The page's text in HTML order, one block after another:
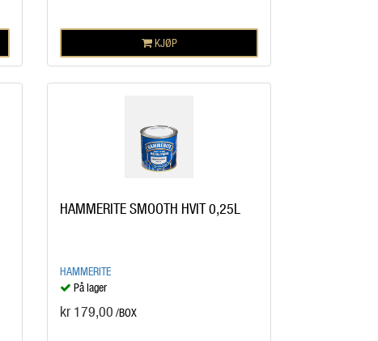
KJØP
HAMMERITE SMOOTH HVIT 0,25L
HAMMERITE
På lager
kr 179,00 /BOX